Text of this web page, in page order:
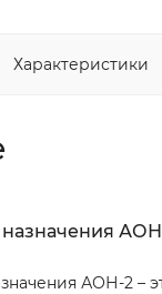
Характеристики
АОН-
АОН-2 –